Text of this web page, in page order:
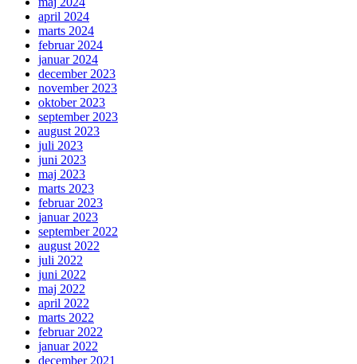
april 2024
marts 2024
februar 2024
januar 2024
december 2023
november 2023
oktober 2023
september 2023
august 2023
juli 2023
juni 2023
maj 2023
marts 2023
februar 2023
januar 2023
september 2022
august 2022
juli 2022
juni 2022
maj 2022
april 2022
marts 2022
februar 2022
januar 2022
december 2021